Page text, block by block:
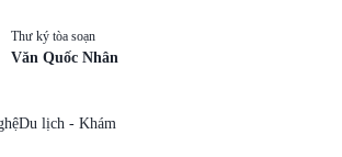
Thư ký tòa soạn
Văn Quốc Nhân
Du lịch - Khám